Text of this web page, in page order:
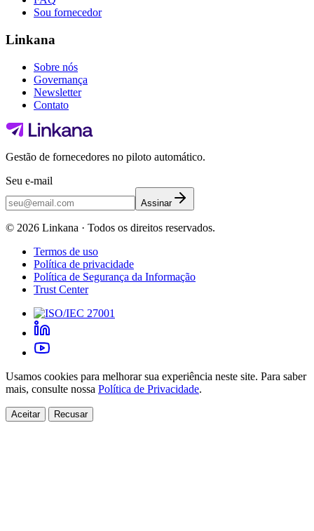
Sou fornecedor
Linkana
Sobre nós
Governança
Newsletter
Contato
Gestão de fornecedores no piloto automático.
Seu e-mail
Assinar
© 2026 Linkana · Todos os direitos reservados.
Termos de uso
Política de privacidade
Política de Segurança da Informação
Trust Center
Usamos cookies para melhorar sua experiência neste site. Para saber
mais, consulte nossa Política de Privacidade.
Aceitar Recusar